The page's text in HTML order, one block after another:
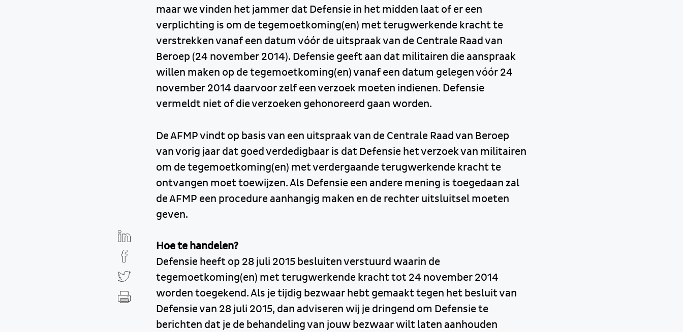
maar we vinden het jammer dat Defensie in het midden laat of er een
verplichting is om de tegemoetkoming(en) met terugwerkende kracht te
verstrekken vanaf een datum vóór de uitspraak van de Centrale Raad van
Beroep (24 november 2014). Defensie geeft aan dat militairen die aanspraak
willen maken op de tegemoetkoming(en) vanaf een datum gelegen vóór 24
november 2014 daarvoor zelf een verzoek moeten indienen. Defensie
vermeldt niet of die verzoeken gehonoreerd gaan worden.
De AFMP vindt op basis van een uitspraak van de Centrale Raad van Beroep
van vorig jaar dat goed verdedigbaar is dat Defensie het verzoek van militairen
om de tegemoetkoming(en) met verdergaande terugwerkende kracht te
ontvangen moet toewijzen. Als Defensie een andere mening is toegedaan zal
de AFMP een procedure aanhangig maken en de rechter uitsluitsel moeten
geven.
Hoe te handelen?
Defensie heeft op 28 juli 2015 besluiten verstuurd waarin de
tegemoetkoming(en) met terugwerkende kracht tot 24 november 2014
worden toegekend. Als je tijdig bezwaar hebt gemaakt tegen het besluit van
Defensie van 28 juli 2015, dan adviseren wij je dringend om Defensie te
berichten dat je de behandeling van jouw bezwaar wilt laten aanhouden